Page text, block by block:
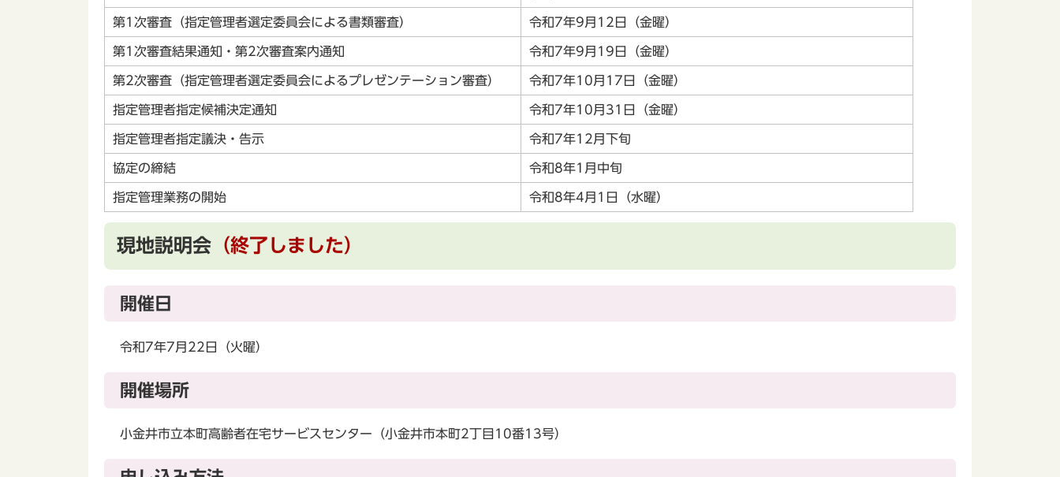
第1次審査（指定管理者選定委員会による書類審査） 令和7年9月12日（金曜）
第1次審査結果通知・第2次審査案内通知 令和7年9月19日（金曜）
第2次審査（指定管理者選定委員会によるプレゼンテーション審査） 令和7年10月17日（金曜）
指定管理者指定候補決定通知 令和7年10月31日（金曜）
指定管理者指定議決・告示 令和7年12月下旬
協定の締結 令和8年1月中旬
指定管理業務の開始 令和8年4月1日（水曜）
現地説明会 （終了しました）
開催日
令和7年7月22日（火曜）
開催場所
小金井市立本町高齢者在宅サービスセンター（小金井市本町2丁目10番13号）